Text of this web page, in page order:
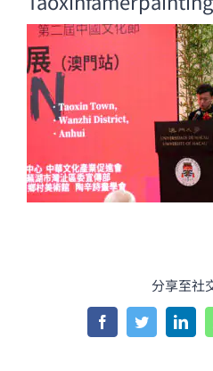
分享至社
FacebookTwitter